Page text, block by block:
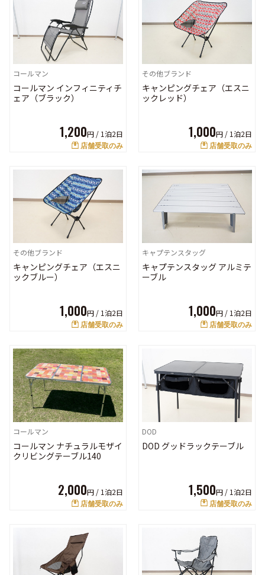
コールマン
コールマン インフィニティチ
ェア（ブラック）
1,200円 / 1泊2日
店舗受取のみ
その他ブランド
キャンピングチェア（エスニ
ックレッド）
1,000円 / 1泊2日
店舗受取のみ
その他ブランド
キャンピングチェア（エスニ
ックブルー）
1,000円 / 1泊2日
店舗受取のみ
キャプテンスタッグ
キャプテンスタッグ アルミテ
ーブル
1,000円 / 1泊2日
店舗受取のみ
コールマン
コールマン ナチュラルモザイ
クリビングテーブル140
2,000円 / 1泊2日
店舗受取のみ
DOD
DOD グッドラックテーブル
1,500円 / 1泊2日
店舗受取のみ